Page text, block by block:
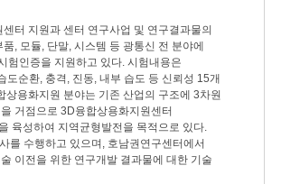
터 지원과 센터 연구사업 및 연구결과물의
, 모듈, 단말, 시스템 등 광통신 전 분야에
험인증을 지원하고 있다. 시험내용은
순환, 충격, 진동, 내부 습도 등 신뢰성 15개
용화지원 분야는 기존 산업의 구조에 3차원
거점으로 3D융합상용화지원센터
육성하여 지역균형발전을 목적으로 있다.
를 수행하고 있으며, 호남권연구센터에서
이전을 위한 연구개발 결과물에 대한 기술